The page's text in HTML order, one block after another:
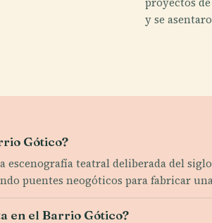
y se
Gótico?
escenografía teatral deliberada del
puentes neogóticos para fabricar
en el Barrio Gótico?